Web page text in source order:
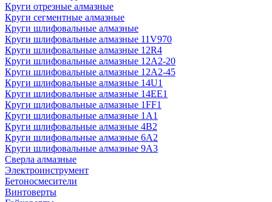
Круги отрезные алмазные
Круги сегментные алмазные
Круги шлифовальные алмазные
Круги шлифовальные алмазные 11V970
Круги шлифовальные алмазные 12R4
Круги шлифовальные алмазные 12А2-20
Круги шлифовальные алмазные 12А2-45
Круги шлифовальные алмазные 14U1
Круги шлифовальные алмазные 14ЕЕ1
Круги шлифовальные алмазные 1FF1
Круги шлифовальные алмазные 1А1
Круги шлифовальные алмазные 4В2
Круги шлифовальные алмазные 6A2
Круги шлифовальные алмазные 9А3
Сверла алмазные
Электроинструмент
Бетоносмесители
Винтоверты